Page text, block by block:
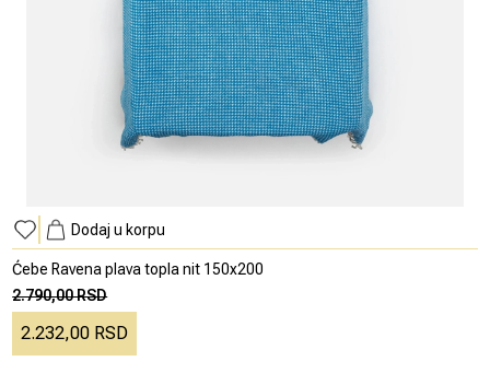
Dodaj u korpu
Ćebe Ravena plava topla nit 150x200
2.790,00 RSD
2.232,00 RSD